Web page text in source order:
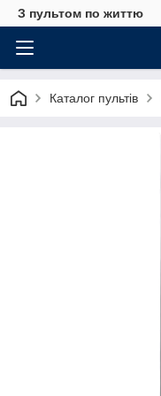
З пультом по життю
Каталог пультів